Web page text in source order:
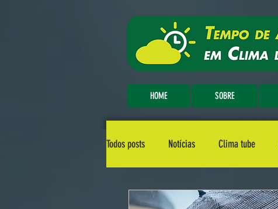
HOME SOBRE
Todos posts Notícias Clima tube